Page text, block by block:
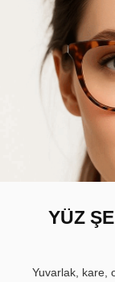
YÜZ
Yuvarlak, kare,